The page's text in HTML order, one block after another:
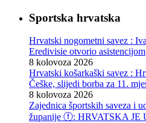
Sportska hrvatska
Hrvatski nogometni savez :
Eredivisie otvorio asistencijom
8 kolovoza 2026
Hrvatski košarkaški savez :
Češke, slijedi borba za 11.
8 kolovoza 2026
Zajednica športskih saveza i
županije ⓕ: HRVATSKA JE